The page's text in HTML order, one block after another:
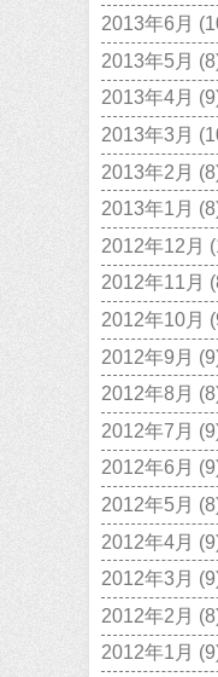
2013年6月
2013年5月
2013年4月
2013年3月
2013年2月
2013年1月
2012年12月
2012年11月
2012年10月
2012年9月
2012年8月
2012年7月
2012年6月
2012年5月
2012年4月
2012年3月
2012年2月
2012年1月